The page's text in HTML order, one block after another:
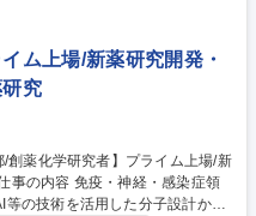
ム上場/新薬研究開発・
究
の技術を活用した分子設計か